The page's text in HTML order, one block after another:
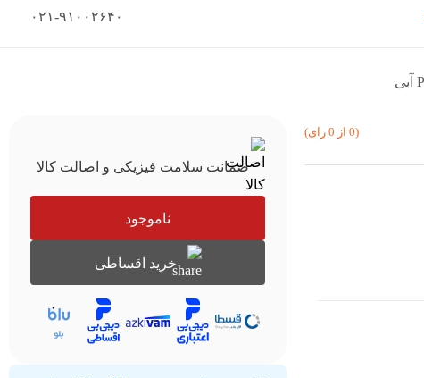
۰۲۱-۹۱۰۰۲۶۴۰
(0 از 0 رای)
ضمانت سلامت فیزیکی و اصالت کالا
ناموجود
خرید اقساطی